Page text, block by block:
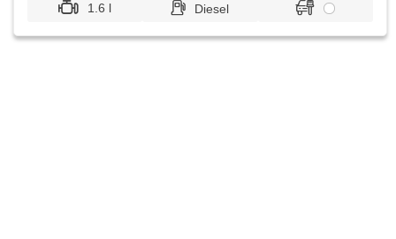
1.6 l
Diesel